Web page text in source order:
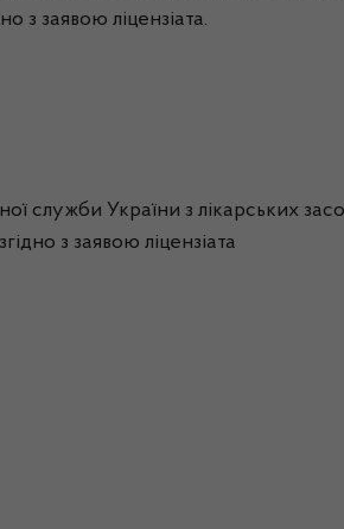
з заявою ліцензіата.
служби України з лікарських
з заявою ліцензіата